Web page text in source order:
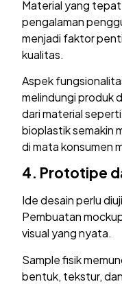
Material yang
pengalaman
menjadi faktor
kualitas.
Aspek
melindungi produk
dari material
bioplastik semakin
di mata konsumen
4. Prototipe
Ide desain perlu
Pembuatan
visual yang nyata.
Sample fisik
bentuk, tekstur,